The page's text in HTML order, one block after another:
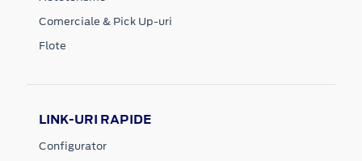
Comerciale & Pick Up-uri
Flote
LINK-URI RAPIDE
Configurator